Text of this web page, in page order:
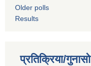
Older polls
Results
प्रतिक्रिया/गुनासो